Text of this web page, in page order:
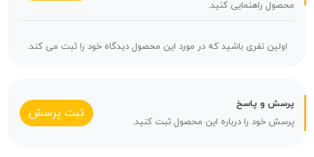
محصول راهنمایی کنید.
اولین نفری باشید که در مورد این محصول دیدگاه خود را ثبت می کند.
پرسش و پاسخ
پرسش خود را درباره این محصول ثبت کنید.
ثبت پرسش